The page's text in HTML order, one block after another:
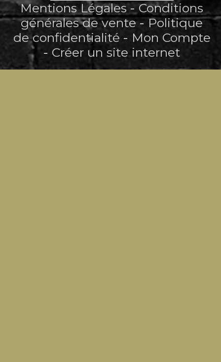
Mentions Légales
Conditions
générales de vente
Politique
de confidentialité
Mon Compte
Créer un site internet